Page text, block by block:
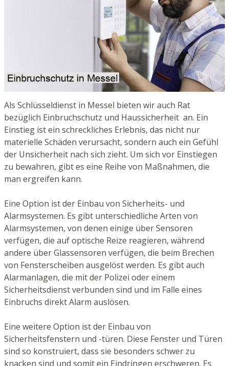
Als Schlüsseldienst in Messel bieten wir auch Rat
bezüglich Einbruchschutz und Haussicherheit an. Ein
Einstieg ist ein schreckliches Erlebnis, das nicht nur
materielle Schäden verursacht, sondern auch ein Gefühl
der Unsicherheit nach sich zieht. Um sich vor Einstiegen
zu bewahren, gibt es eine Reihe von Maßnahmen, die
man ergreifen kann.
Eine Option ist der Einbau von Sicherheits- und
Alarmsystemen. Es gibt unterschiedliche Arten von
Alarmsystemen, von denen einige über Sensoren
verfügen, die auf optische Reize reagieren, während
andere über Glassensoren verfügen, die beim Brechen
von Fensterscheiben ausgelöst werden. Es gibt auch
Alarmanlagen, die mit der Polizei oder einem
Sicherheitsdienst verbunden sind und im Falle eines
Einbruchs direkt Alarm auslösen.
Eine weitere Option ist der Einbau von
Sicherheitsfenstern und -türen. Diese Fenster und Türen
sind so konstruiert, dass sie besonders schwer zu
knacken sind und somit ein Eindringen erschweren. Es